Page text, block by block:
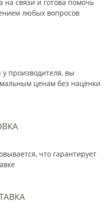
на связи и готова помочь
любых вопросов
производителя, вы
ценам без наценки
что гарантирует